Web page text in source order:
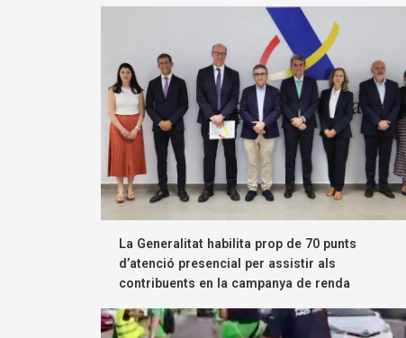
La Generalitat habilita prop de 70 punts
d’atenció presencial per assistir als
contribuents en la campanya de renda